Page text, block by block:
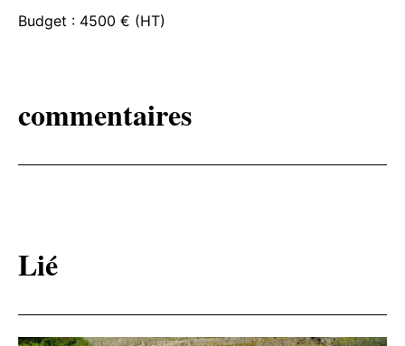
Budget : 4500 € (HT)
commentaires
Lié